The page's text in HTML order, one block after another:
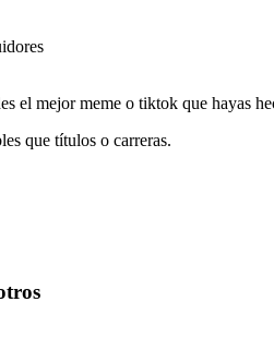
el mejor meme o tiktok que hayas
que títulos o carreras.